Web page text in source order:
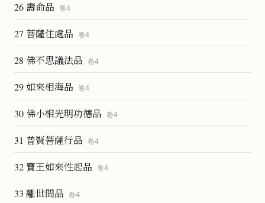
26 壽命品 卷4
27 菩薩住處品 卷4
28 佛不思議法品 卷4
29 如來相海品 卷4
30 佛小相光明功德品 卷4
31 普賢菩薩行品 卷4
32 寶王如來性起品 卷4
33 離世間品 卷4